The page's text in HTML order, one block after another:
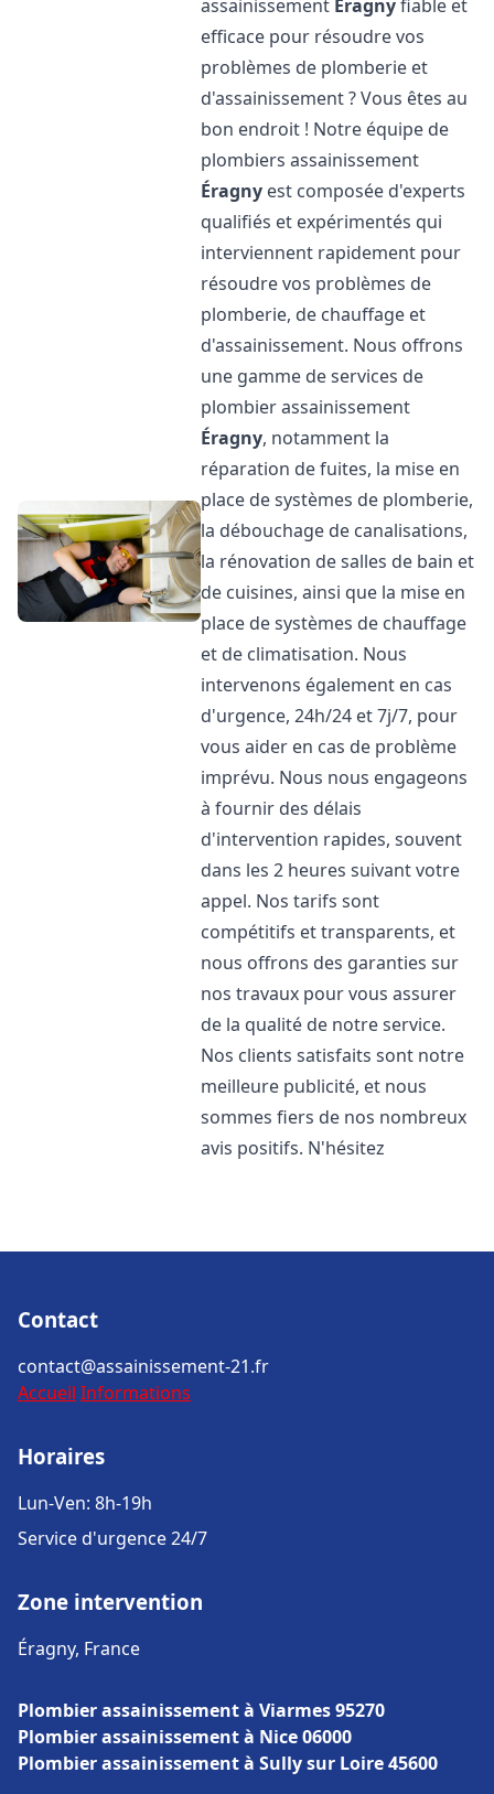
assainissement Éragnyfiable et
efficace pour résoudre vos
problèmes de plomberie et
d'assainissement ? Vous êtes au
bon endroit ! Notre équipe de
plombiers assainissement
Éragny est composée d'experts
qualifiés et expérimentés qui
interviennent rapidement pour
résoudre vos problèmes de
plomberie, de chauffage et
d'assainissement. Nous offrons
une gamme de services de
plombier assainissement
Éragny, notamment la
réparation de fuites, la mise en
place de systèmes de plomberie,
la débouchage de canalisations,
la rénovation de salles de bain et
de cuisines, ainsi que la mise en
place de systèmes de chauffage
et de climatisation. Nous
intervenons également en cas
d'urgence, 24h/24 et 7j/7, pour
vous aider en cas de problème
imprévu. Nous nous engageons
à fournir des délais
d'intervention rapides, souvent
dans les 2 heures suivant votre
appel. Nos tarifs sont
compétitifs et transparents, et
nous offrons des garanties sur
nos travaux pour vous assurer
de la qualité de notre service.
Nos clients satisfaits sont notre
meilleure publicité, et nous
sommes fiers de nos nombreux
avis positifs. N'hésitez
Contact
contact@assainissement-21.fr
Accueil Informations
Horaires
Lun-Ven: 8h-19h
Service d'urgence 24/7
Zone intervention
Éragny, France
Plombier assainissement à Viarmes 95270
Plombier assainissement à Nice 06000
Plombier assainissement à Sully sur Loire 45600